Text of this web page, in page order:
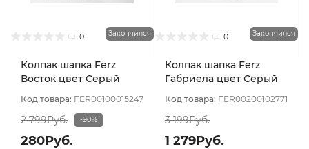
0 Закончился
Колпак шапка Ferz
Восток цвет Серый
Код товара: FER00100015247
2 799Руб. -90%
280Руб.
0 Закончился
Колпак шапка Ferz
Габриела цвет Серый
Код товара: FER00200102771
3 199Руб.
1 279Руб.